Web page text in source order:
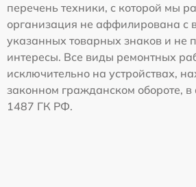
перечень техники, с которой мы
организация не аффилирована с
указанных товарных знаков и не
интересы. Все виды ремонтных
исключительно на устройствах,
законном гражданском обороте, в
1487 ГК РФ.